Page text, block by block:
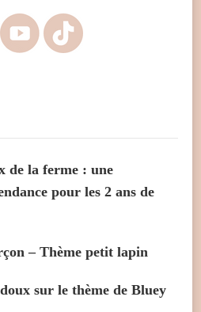
de la ferme : une
pour les 2 ans de
– Thème petit lapin
sur le thème de Bluey